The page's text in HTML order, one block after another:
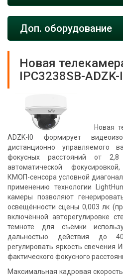
Доп. оборудование
Новая
IPC3238SB-ADZK-
Новая
ADZK-I0 формирует
дистанционно управляемого
фокусных расстояний от
автоматической
КМОП-сенсора условной
применению технологии
камеры позволяют
освещённости сцены 0,003 лк
включённой авторегулировке
темноте для съёмки
дальностью действия до
регулировать яркость свечения
фактического фокусного
Максимальная кадровая